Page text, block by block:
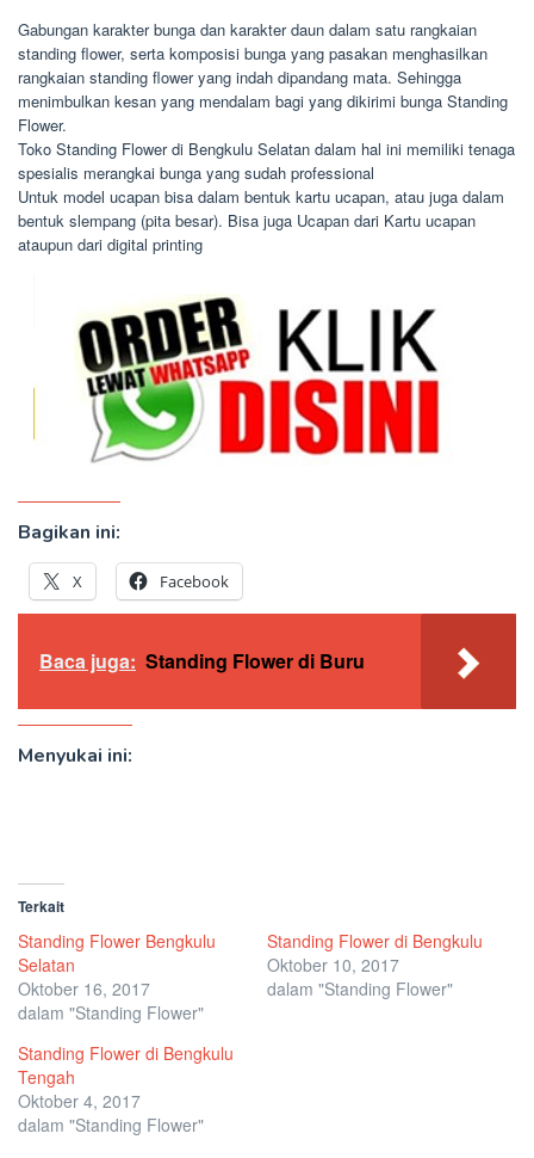
Gabungan karakter bunga dan karakter daun dalam satu rangkaian
standing flower, serta komposisi bunga yang pasakan menghasilkan
rangkaian standing flower yang indah dipandang mata. Sehingga
menimbulkan kesan yang mendalam bagi yang dikirimi bunga Standing
Flower.
Toko Standing Flower di Bengkulu Selatan dalam hal ini memiliki tenaga
spesialis merangkai bunga yang sudah professional
Untuk model ucapan bisa dalam bentuk kartu ucapan, atau juga dalam
bentuk slempang (pita besar). Bisa juga Ucapan dari Kartu ucapan
ataupun dari digital printing
Bagikan ini:
X Facebook
Baca juga: Standing Flower di Buru
Menyukai ini:
Terkait
Standing Flower Bengkulu
Selatan
Oktober 16, 2017
dalam "Standing Flower"
Standing Flower di Bengkulu
Oktober 10, 2017
dalam "Standing Flower"
Standing Flower di Bengkulu
Tengah
Oktober 4, 2017
dalam "Standing Flower"